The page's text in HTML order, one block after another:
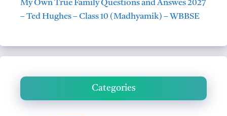
My Own True Family Questions and Answes 2027
– Ted Hughes – Class 10 (Madhyamik) – WBBSE
Categories